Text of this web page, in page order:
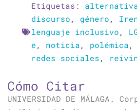
Etiquetas:
discurso, género,
lenguaje inclusivo,
e, noticia, polémica,
redes sociales,
Cómo Citar
UNIVERSIDAD DE MÁLAGA.